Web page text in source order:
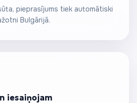
pieprasījums tiek automātiski
Bulgārijā.
iesaiņojam